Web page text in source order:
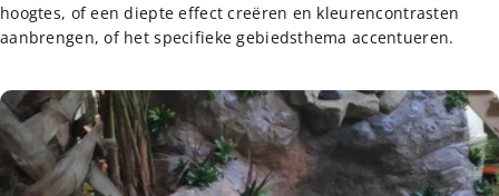
hoogtes, of een diepte effect creëren en kleurencontrasten
aanbrengen, of het specifieke gebiedsthema accentueren.